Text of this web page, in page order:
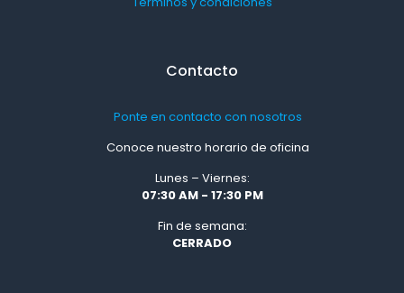
Contacto
Ponte en contacto con nosotros
Conoce nuestro horario de oficina
Lunes – Viernes:
07:30 AM - 17:30 PM
Fin de semana:
CERRADO